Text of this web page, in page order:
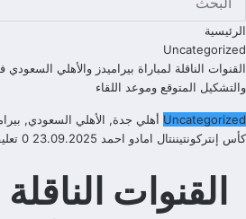
الرئيسية
Uncategorized
والتشكيل المتوقع وموعد اللقاء
Uncategorized أهلي جدة, الأهلي السعودي,
كأس إنتركونتيننتال امادو احمد 23.09.2025 0 تعليقات
القنوات